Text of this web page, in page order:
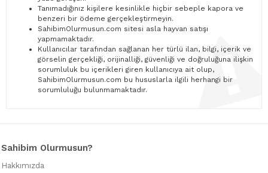
Tanımadığınız kişilere kesinlikle hiçbir sebeple kapora ve
benzeri bir ödeme gerçekleştirmeyin.
SahibimOlurmusun.com sitesi asla hayvan satışı
yapmamaktadır.
Kullanıcılar tarafından sağlanan her türlü ilan, bilgi, içerik ve
görselin gerçekliği, orijinalliği, güvenliği ve doğruluğuna ilişkin
sorumluluk bu içerikleri giren kullanıcıya ait olup,
SahibimOlurmusun.com bu hususlarla ilgili herhangi bir
sorumluluğu bulunmamaktadır.
Sahibim Olurmusun?
Hakkımızda